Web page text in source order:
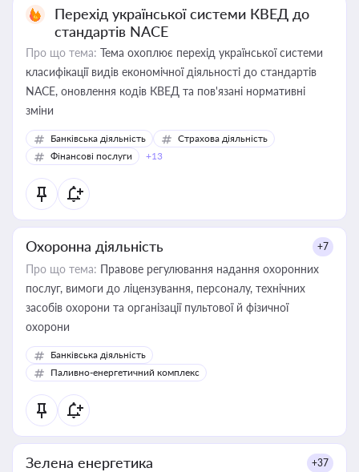
Перехід української системи КВЕД до
стандартів NACE
Про що тема: Тема охоплює перехід української системи
класифікації видів економічної діяльності до стандартів
NACE, оновлення кодів КВЕД та пов'язані нормативні
зміни
Банківська діяльність
Страхова діяльність
Фінансові послуги
+13
Охоронна діяльність +7
Про що тема: Правове регулювання надання охоронних
послуг, вимоги до ліцензування, персоналу, технічних
засобів охорони та організації пультової й фізичної
охорони
Банківська діяльність
Паливно-енергетичний комплекс
Зелена енергетика +37